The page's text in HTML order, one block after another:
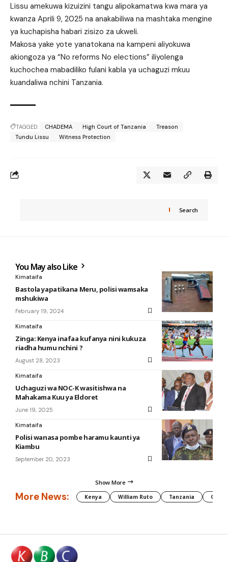
Lissu amekuwa kizuizini tangu alipokamatwa kwa mara ya
kwanza Aprili 9, 2025 na anakabiliwa na mashtaka mengine
ya kuchapisha habari zisizo za ukweli.
Makosa yake yote yanatokana na kampeni aliyokuwa
akiongoza ya “No reforms No elections” iliyolenga
kuchochea mabadiliko fulani kabla ya uchaguzi mkuu
kuandaliwa nchini Tanzania.
TAGGED: CHADEMA High Court of Tanzania
Treason
Tundu Lissu
Witness Protection
Search
You May also Like
Kimataifa
Bastola yapatikana Meru, polisi wamsaka
mshukiwa
February 19, 2024
Kimataifa
Zinga: Kenya inafaa kufanya nini kukuza
riadha humu nchini ?
August 28, 2023
Kimataifa
Uchaguzi wa NOC-K wasitishwa na
Mahakama Kuu ya Eldoret
June 19, 2025
Kimataifa
Polisi wanasa pombe haramu kaunti ya
Kiambu
September 20, 2023
Show More
More News: Kenya William Ruto Tanzania CAF